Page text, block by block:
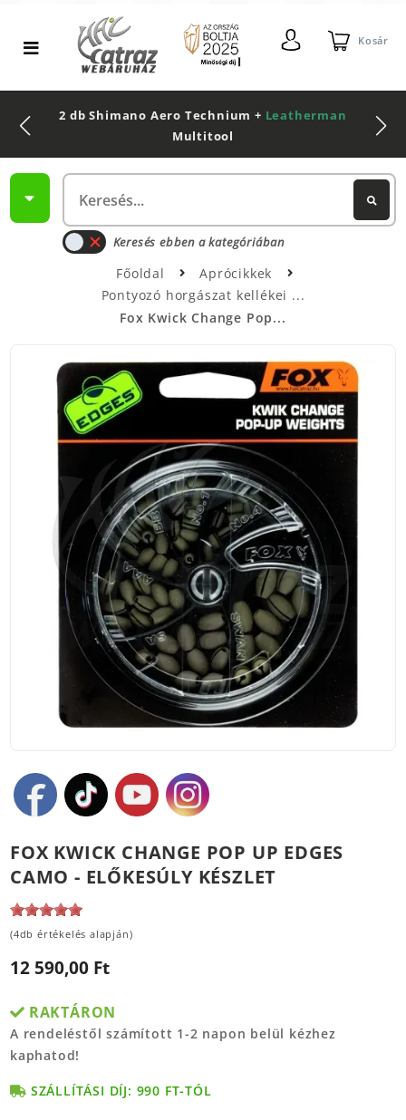
Kosár
2 db Shimano Aero Technium + Leatherman
Multitool
Keresés ebben a kategóriában
Főoldal
Aprócikkek
Pontyozó horgászat kellékei
Fox Kwick Change Pop...
FOX KWICK CHANGE POP UP EDGES
CAMO - ELŐKESÚLY KÉSZLET
(4db értékelés alapján)
12 590,00 Ft
RAKTÁRON
A rendeléstől számított 1-2 napon belül kézhez
kaphatod!
SZÁLLÍTÁSI DÍJ: 990 FT-TÓL